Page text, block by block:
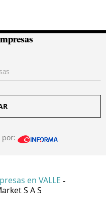
por:
en VALLE -
S A S